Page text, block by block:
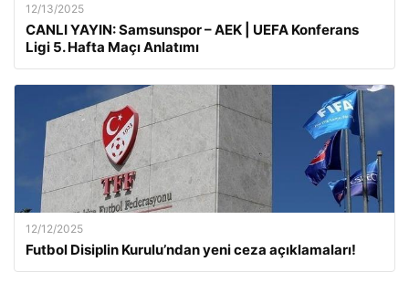
12/13/2025
CANLI YAYIN: Samsunspor – AEK | UEFA Konferans
Ligi 5. Hafta Maçı Anlatımı
12/12/2025
Futbol Disiplin Kurulu’ndan yeni ceza açıklamaları!